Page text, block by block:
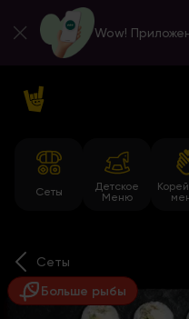
Wow!
Сеты
Детское
Меню
Сеты
Больше рыбы